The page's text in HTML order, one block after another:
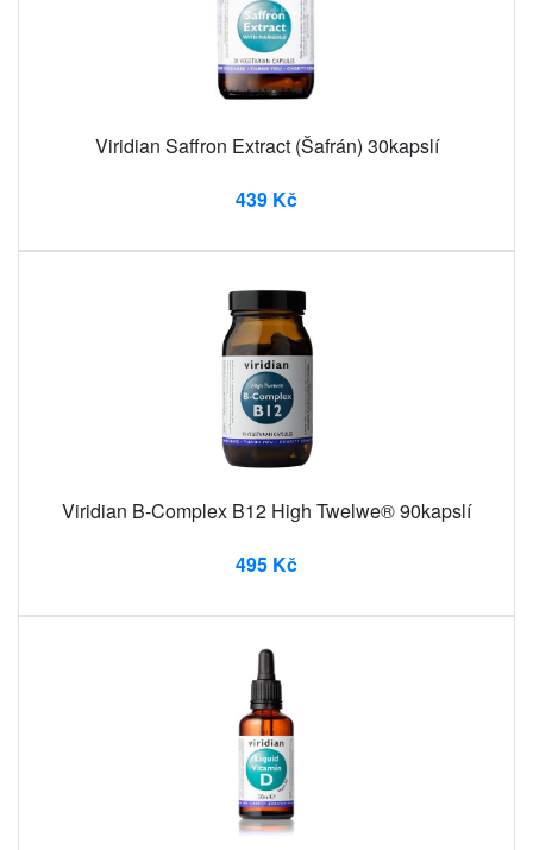
Viridian Saffron Extract (Šafrán) 30kapslí
439 Kč
Viridian B-Complex B12 High Twelwe® 90kapslí
495 Kč